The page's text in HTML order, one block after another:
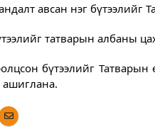
авсан нэг бүтээлийг
татварын албаны
бүтээлийг
ашиглана.